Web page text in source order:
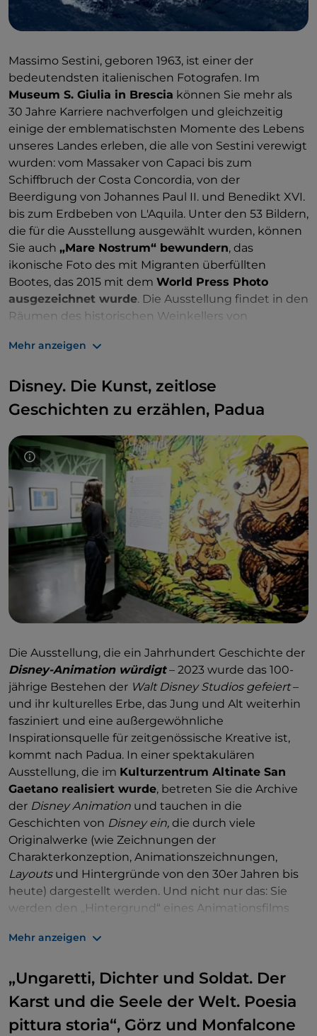
Massimo Sestini, geboren 1963, ist einer der
bedeutendsten italienischen Fotografen. Im
Museum S. Giulia in Brescia können Sie mehr als
30 Jahre Karriere nachverfolgen und gleichzeitig
einige der emblematischsten Momente des Lebens
unseres Landes erleben, die alle von Sestini verewigt
wurden: vom Massaker von Capaci bis zum
Schiffbruch der Costa Concordia, von der
Beerdigung von Johannes Paul II. und Benedikt XVI.
bis zum Erdbeben von L'Aquila. Unter den 53 Bildern,
die für die Ausstellung ausgewählt wurden, können
Sie auch „Mare Nostrum“ bewundern, das
ikonische Foto des mit Migranten überfüllten
Bootes, das 2015 mit dem World Press Photo
ausgezeichnet wurde. Die Ausstellung findet in den
Räumen des historischen Weinkellers von
Franciacorta eine weitere Entwicklung.
Mehr anzeigen
Disney. Die Kunst, zeitlose
Geschichten zu erzählen, Padua
Die Ausstellung, die ein Jahrhundert Geschichte der
Disney-Animation würdigt– 2023 wurde das 100-
jährige Bestehen der Walt Disney Studios gefeiert–
und ihr kulturelles Erbe, das Jung und Alt weiterhin
fasziniert und eine außergewöhnliche
Inspirationsquelle für zeitgenössische Kreative ist,
kommt nach Padua. In einer spektakulären
Ausstellung, die im Kulturzentrum Altinate San
Gaetano realisiert wurde, betreten Sie die Archive
der Disney Animation und tauchen in die
Geschichten von Disney ein, die durch viele
Originalwerke (wie Zeichnungen der
Charakterkonzeption, Animationszeichnungen,
Layoutsund Hintergründe von den 30er Jahren bis
heute) dargestellt werden. Und nicht nur das: Sie
werden den „Hintergrund“ eines Animationsfilms
an dem Dutzende von Menschen monatelang (oder
speziellen interaktiven Rundgang für Kinder von
4 bis 10 Jahren, die während der Ausstellung von
Bildern der sprechenden Grille begleitet werden.
Gebührenpflichtiger Eintritt,bis zum
Mehr anzeigen
„Ungaretti, Dichter und Soldat. Der
Karst und die Seele der Welt. Poesia
pittura storia“, Görz und Monfalcone